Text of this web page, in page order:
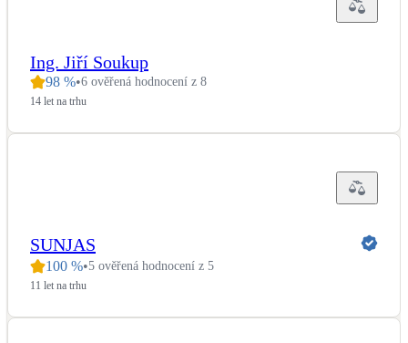
Ing. Jiří Soukup
98 %•6 ověřená hodnocení z 8
14 let na trhu
SUNJAS
100 %•5 ověřená hodnocení z 5
11 let na trhu